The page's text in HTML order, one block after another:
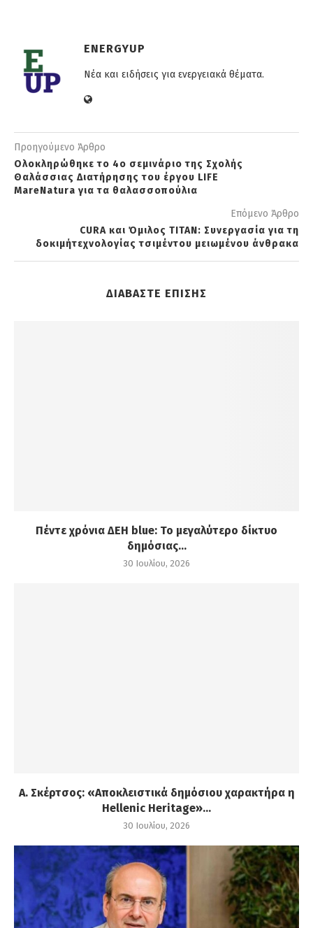
ENERGYUP
Νέα και ειδήσεις για ενεργειακά θέματα.
Προηγούμενο Άρθρο
Ολοκληρώθηκε το 4ο σεμινάριο της Σχολής
Θαλάσσιας Διατήρησης του έργου LIFE
MareNatura για τα θαλασσοπούλια
Επόμενο Άρθρο
CURA και Όμιλος ΤΙΤΑΝ: Συνεργασία για τη
δοκιμήτεχνολογίας τσιμέντου μειωμένου άνθρακα
ΔΙΑΒΑΣΤΕ ΕΠΙΣΗΣ
Πέντε χρόνια ΔΕΗ blue: Το μεγαλύτερο δίκτυο
δημόσιας...
30 Ιουλίου, 2026
Α. Σκέρτσος: «Αποκλειστικά δημόσιου χαρακτήρα η
Hellenic Heritage»...
30 Ιουλίου, 2026